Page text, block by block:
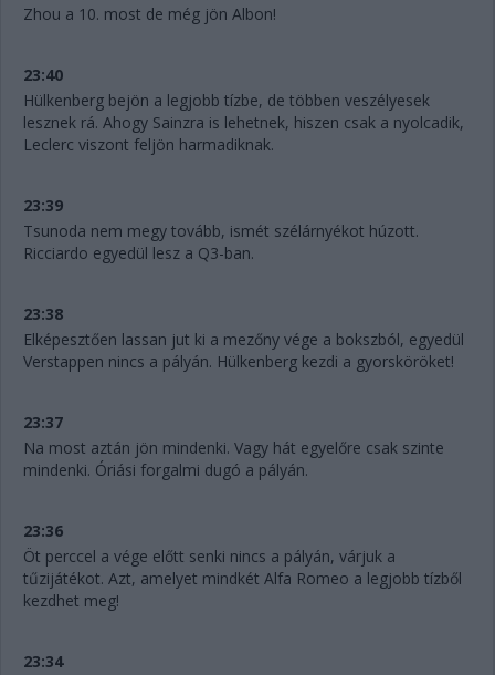
Zhou a 10. most de még jön Albon!
23:40
Hülkenberg bejön a legjobb tízbe, de többen veszélyesek
lesznek rá. Ahogy Sainzra is lehetnek, hiszen csak a nyolcadik,
Leclerc viszont feljön harmadiknak.
23:39
Tsunoda nem megy tovább, ismét szélárnyékot húzott.
Ricciardo egyedül lesz a Q3-ban.
23:38
Elképesztően lassan jut ki a mezőny vége a bokszból, egyedül
Verstappen nincs a pályán. Hülkenberg kezdi a gyorsköröket!
23:37
Na most aztán jön mindenki. Vagy hát egyelőre csak szinte
mindenki. Óriási forgalmi dugó a pályán.
23:36
Öt perccel a vége előtt senki nincs a pályán, várjuk a
tűzijátékot. Azt, amelyet mindkét Alfa Romeo a legjobb tízből
kezdhet meg!
23:34